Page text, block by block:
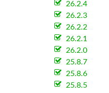
26.2.4
26.2.3
26.2.2
26.2.1
26.2.0
25.8.7
25.8.6
25.8.5